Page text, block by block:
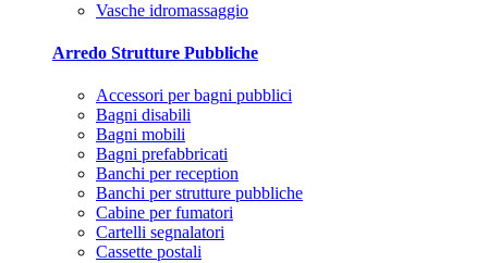
Vasche idromassaggio
Arredo Strutture Pubbliche
Accessori per bagni pubblici
Bagni disabili
Bagni mobili
Bagni prefabbricati
Banchi per reception
Banchi per strutture pubbliche
Cabine per fumatori
Cartelli segnalatori
Cassette postali